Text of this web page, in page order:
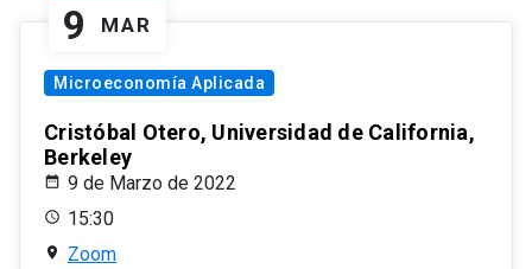
9 MAR
Microeconomía Aplicada
Cristóbal Otero, Universidad de California,
Berkeley
9 de Marzo de 2022
15:30
Zoom